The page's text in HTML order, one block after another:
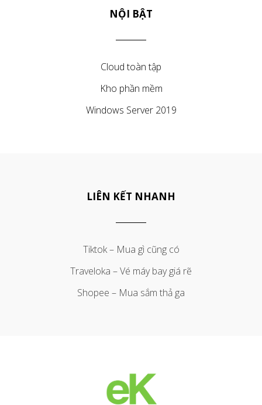
NỘI BẬT
Cloud toàn tập
Kho phần mềm
Windows Server 2019
LIÊN KẾT NHANH
Tiktok – Mua gì cũng có
Traveloka – Vé máy bay giá rẽ
Shopee – Mua sắm thả ga